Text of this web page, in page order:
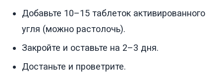
Добавьте 10–15 таблеток активированного
угля (можно растолочь).
Закройте и оставьте на 2–3 дня.
Достаньте и проветрите.